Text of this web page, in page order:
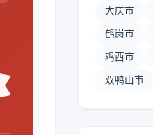
大庆市
鹤岗市
鸡西市
双鸭山市